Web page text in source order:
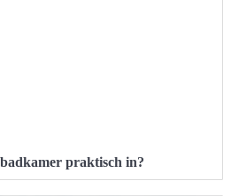
praktisch in?